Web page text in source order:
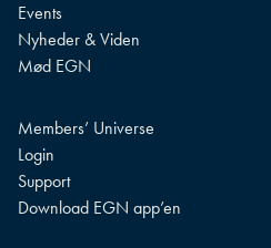
Events
Nyheder & Viden
Mød EGN
Members’ Universe
Login
Support
Download EGN app’en